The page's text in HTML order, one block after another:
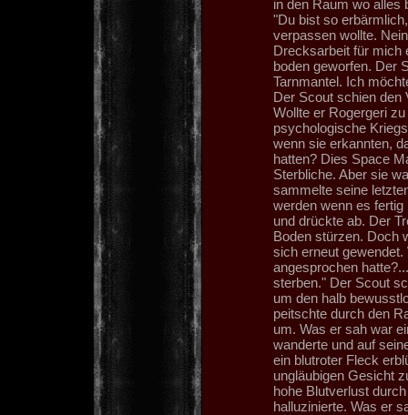
in den Raum wo alles
"Du bist so
verpassen wollte.
Drecksarbeit für mich
boden geworfen. Der
Tarnmantel. Ich
Der Scout schien den
Wollte er Rogergeri
psychologische
wenn sie erkannten,
hatten? Dies Space
Sterbliche. Aber sie
sammelte seine
werden wenn es
und drückte ab. Der
Boden stürzen. Doch
sich erneut
angesprochen
sterben." Der Scout
um den halb
peitschte durch den
um. Was er sah war
wanderte und auf
ein blutroter Fleck
ungläubigen Gesicht
hohe Blutverlust
halluzinierte. Was er